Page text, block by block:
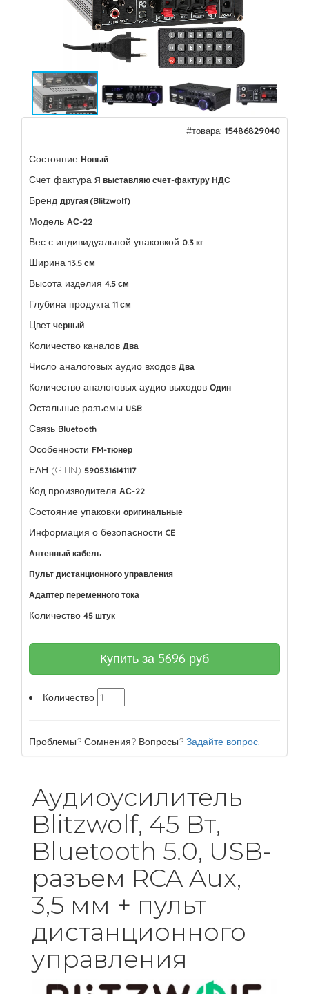
#товара: 15486829040
Состояние Новый
Счет-фактура Я выставляю счет-фактуру НДС
Бренд другая (Blitzwolf)
Модель АС-22
Вес с индивидуальной упаковкой 0.3 кг
Ширина 13.5 см
Высота изделия 4.5 см
Глубина продукта 11 см
Цвет черный
Количество каналов Два
Число аналоговых аудио входов Два
Количество аналоговых аудио выходов Один
Остальные разъемы USB
Связь Bluetooth
Особенности FM-тюнер
ЕАН (GTIN) 5905316141117
Код производителя АС-22
Состояние упаковки оригинальные
Информация о безопасности CE
Антенный кабель
Пульт дистанционного управления
Адаптер переменного тока
Количество 45 штук
Купить за 5696 руб
Количество
Проблемы? Сомнения? Вопросы? Задайте вопрос!
Аудиоусилитель
Blitzwolf, 45 Вт,
Bluetooth 5.0, USB-
разъем RCA Aux,
3,5 мм + пульт
дистанционного
управления